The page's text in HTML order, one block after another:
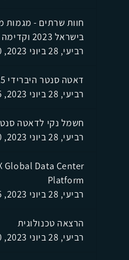
חוות שרתים - מגמות
בישראל 2023 וקדימה
רביעי, 28 ביוני 2023, 09:10
דאטה סנטר היברידי 2025
רביעי, 28 ביוני 2023, 09:25
חשמל נקי לדאטה
רביעי, 28 ביוני 2023, 09:40
Global Data Center
Platform
רביעי, 28 ביוני 2023, 09:55
הרצאה טכנולוגית
רביעי, 28 ביוני 2023, 10:10